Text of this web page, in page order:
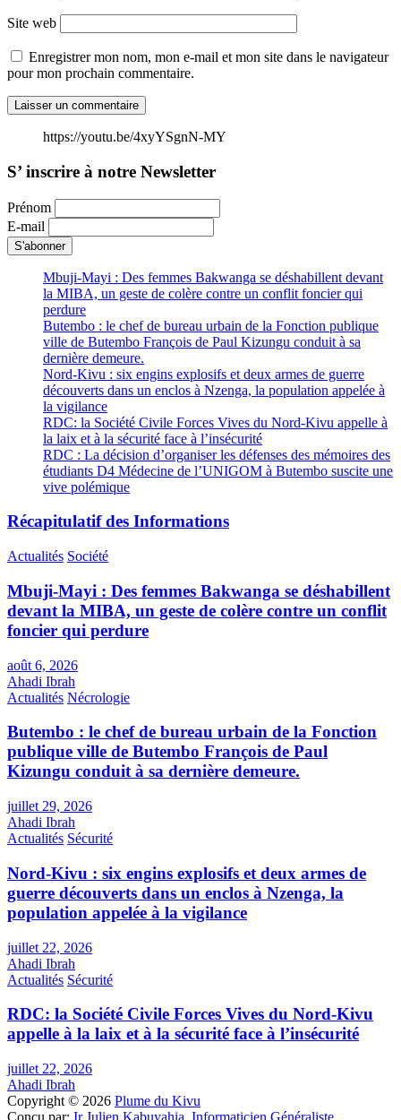
Site web
Enregistrer mon nom, mon e-mail et mon site dans le navigateur
pour mon prochain commentaire.
https://youtu.be/4xyYSgnN-MY
S’ inscrire à notre Newsletter
Prénom
E-mail
Mbuji-Mayi : Des femmes Bakwanga se déshabillent devant
la MIBA, un geste de colère contre un conflit foncier qui
perdure
Butembo : le chef de bureau urbain de la Fonction publique
ville de Butembo François de Paul Kizungu conduit à sa
dernière demeure.
Nord-Kivu : six engins explosifs et deux armes de guerre
découverts dans un enclos à Nzenga, la population appelée à
la vigilance
RDC: la Société Civile Forces Vives du Nord-Kivu appelle à
la laix et à la sécurité face à l’insécurité
RDC : La décision d’organiser les défenses des mémoires des
étudiants D4 Médecine de l’UNIGOM à Butembo suscite une
vive polémique
Récapitulatif des Informations
Actualités Société
Mbuji-Mayi : Des femmes Bakwanga se déshabillent
devant la MIBA, un geste de colère contre un conflit
foncier qui perdure
août 6, 2026
Ahadi Ibrah
Actualités Nécrologie
Butembo : le chef de bureau urbain de la Fonction
publique ville de Butembo François de Paul
Kizungu conduit à sa dernière demeure.
juillet 29, 2026
Ahadi Ibrah
Actualités Sécurité
Nord-Kivu : six engins explosifs et deux armes de
guerre découverts dans un enclos à Nzenga, la
population appelée à la vigilance
juillet 22, 2026
Ahadi Ibrah
Actualités Sécurité
RDC: la Société Civile Forces Vives du Nord-Kivu
appelle à la laix et à la sécurité face à l’insécurité
juillet 22, 2026
Ahadi Ibrah
Copyright © 2026 Plume du Kivu
Conçu par: Ir Julien Kabuyahia, Informaticien Généraliste